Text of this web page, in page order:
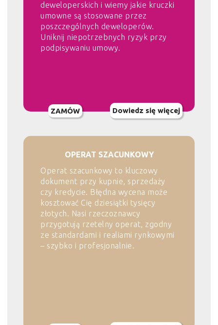
deweloperskich i wiemy jakie kruczki
umowne są stosowane przez
poszczególnych deweloperów.
Uniknij niepotrzebnych ryzyk przy
podpisywaniu umowy.
ZAMÓW Dowiedz się więcej
OPERAT SZACUNKOWY
Operat szacunkowy to kluczowy
dokument przy kupnie, sprzedaży
czy kredycie. Błędna wycena może
kosztować Cię dziesiątki tysięcy
złotych. Nasi rzeczoznawcy
przygotują rzetelny operat, zgodny
ze standardami i realiami rynkowymi
– szybko i profesjonalnie.